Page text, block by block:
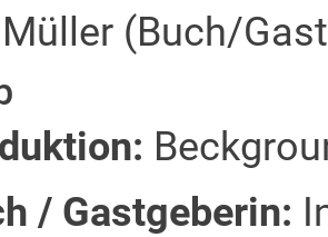
(Buch/
/ Gastgeberin: